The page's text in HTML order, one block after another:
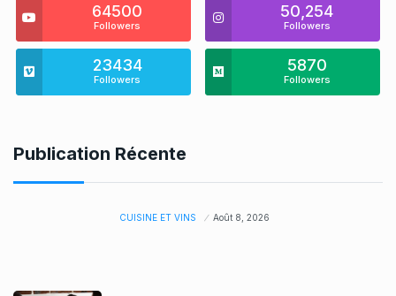
64500
Followers
50,254
Followers
23434
Followers
5870
Followers
Publication Récente
CUISINE ET VINS Août 8, 2026